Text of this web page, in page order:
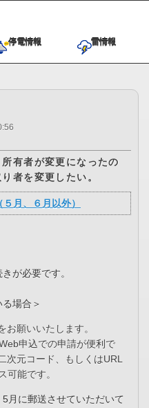
停電情報 雷情報
有者が変更になったの
者を変更したい。
月、６月以外）
が必要です。
場合＞
願いいたします。
申込での申請が便利で
次元コード、もしくはURL
可能です。
月に郵送させていただいて